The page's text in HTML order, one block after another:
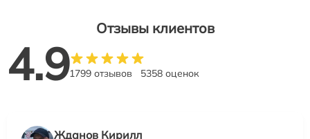
Отзывы клиентов
4.91799 отзывов 5358 оценок
Жданов Кирилл